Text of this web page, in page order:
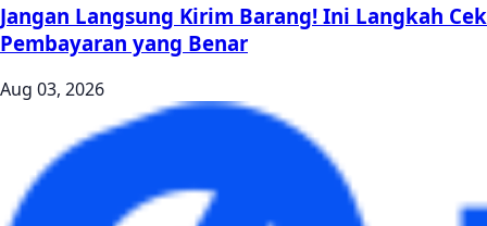
Jangan Langsung Kirim Barang! Ini Langkah Cek
Pembayaran yang Benar
Aug 03, 2026